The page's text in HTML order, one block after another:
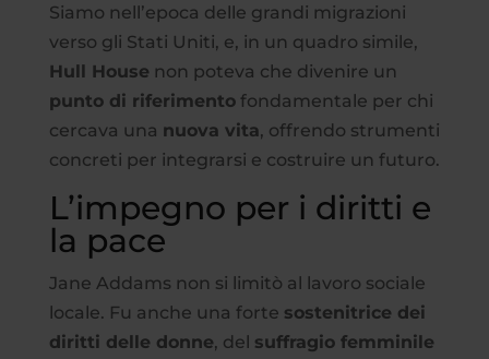
Siamo nell’epoca delle grandi migrazioni
verso gli Stati Uniti, e, in un quadro simile,
Hull House non poteva che divenire un
punto di riferimentofondamentale per chi
cercava una nuova vita, offrendo strumenti
concreti per integrarsi e costruire un futuro.
L’impegno per i diritti e
la pace
Jane Addams non si limitò al lavoro sociale
locale. Fu anche una forte sostenitrice dei
diritti delle donne, del suffragio femminile